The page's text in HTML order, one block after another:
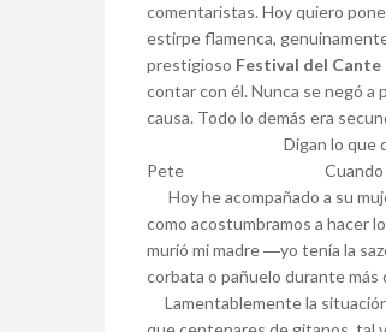
comentaristas. Hoy quiero
estirpe flamenca,
prestigioso Festival del Cante
contar con él. Nunca se negó
causa. Todo lo demás era
Digan lo que
Pete Cuando me
Hoy he acompañado a su
como acostumbramos a hacer
murió mi madre ―yo tenía la
corbata o pañuelo durante más
Lamentablemente la